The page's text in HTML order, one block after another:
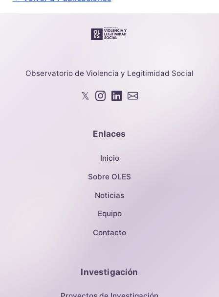
Observatorio de Violencia y Legitimidad Social
𝕏
Enlaces
Inicio
Sobre OLES
Noticias
Equipo
Contacto
Investigación